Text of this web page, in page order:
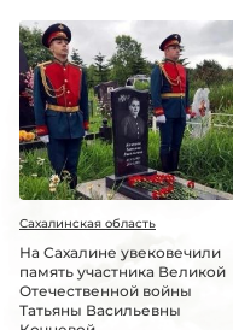
Сахалинская область
На Сахалине увековечили
память участника Великой
Отечественной войны
Татьяны Васильевны